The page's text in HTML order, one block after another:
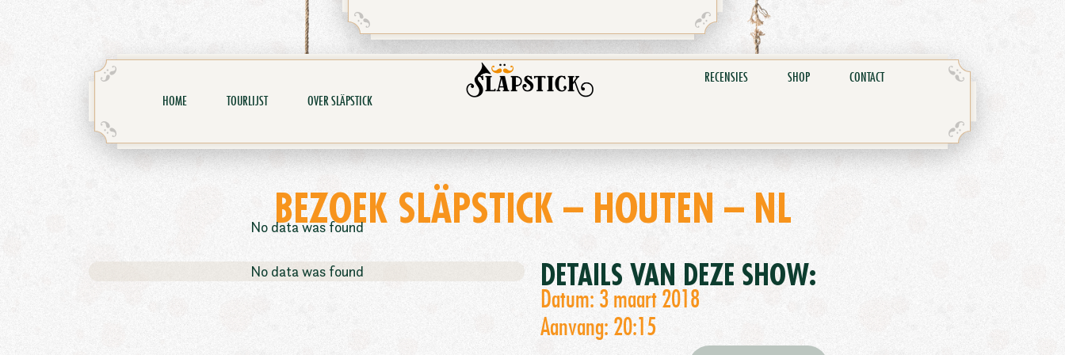
HOME TOURLIJST OVER SLÄPSTICK
RECENSIES SHOP CONTACT
BEZOEK SLÄPSTICK – HOUTEN – NL
DETAILS VAN DEZE SHOW:
Datum: 3 maart 2018
Aanvang: 20:15
No data was found
No data was found